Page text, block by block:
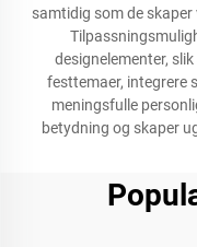
samtidig som de
designelementer,
festtemaer, integrere
meningsfulle
betydning og skaper